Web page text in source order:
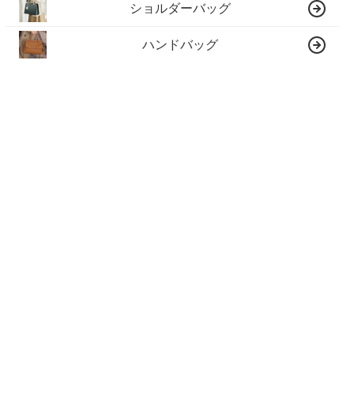
ショルダーバッグ
ハンドバッグ